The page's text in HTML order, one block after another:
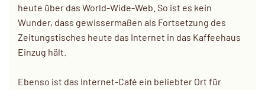
heute über das World-Wide-Web. So ist es kein
Wunder, dass gewissermaßen als Fortsetzung des
Zeitungstisches heute das Internet in das Kaffeehaus
Einzug hält.
Ebenso ist das Internet-Café ein beliebter Ort für